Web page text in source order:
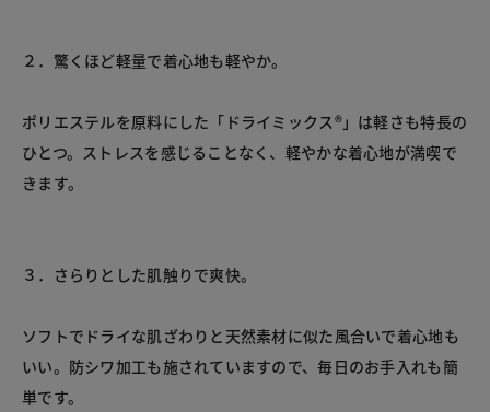
２．驚くほど軽量で着心地も軽やか。
ポリエステルを原料にした「ドライミックス®」は軽さも特長の
ひとつ。ストレスを感じることなく、軽やかな着心地が満喫で
きます。
３．さらりとした肌触りで爽快。
ソフトでドライな肌ざわりと天然素材に似た風合いで着心地も
いい。防シワ加工も施されていますので、毎日のお手入れも簡
単です。